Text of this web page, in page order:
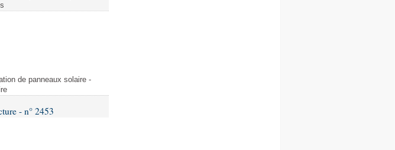
de panneaux solaire -
- n° 2453